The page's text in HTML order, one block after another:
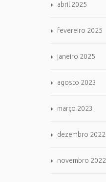
abril 2025
fevereiro 2025
janeiro 2025
agosto 2023
março 2023
dezembro 2022
novembro 2022